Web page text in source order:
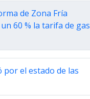
de Zona Fría
60 % la tarifa de gas
por el estado de las